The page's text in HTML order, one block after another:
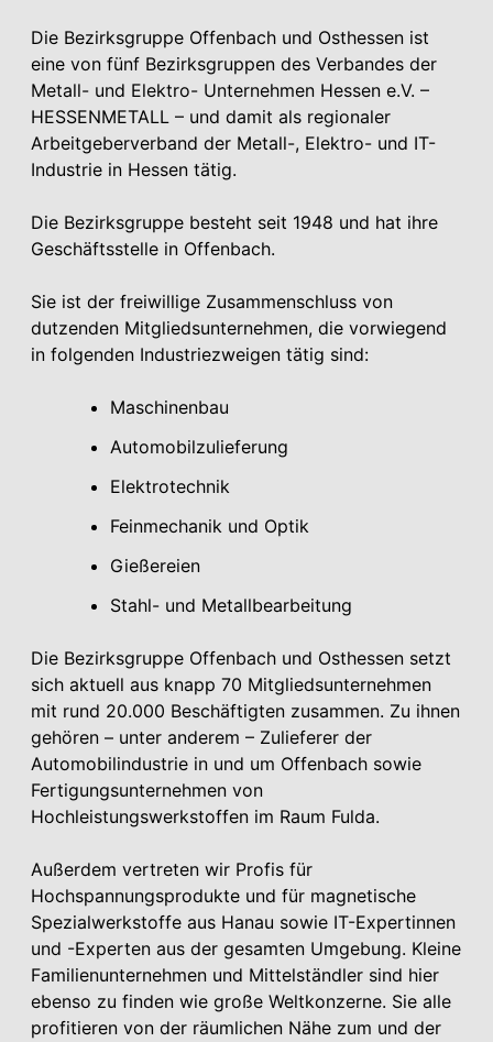
Die Bezirksgruppe Offenbach und Osthessen ist
eine von fünf Bezirksgruppen des Verbandes der
Metall- und Elektro- Unter­nehmen Hessen e.V. –
HESSEN­METALL – und damit als regionaler
Arbeitgeberverband der Metall-, Elektro- und IT-
Industrie in Hessen tätig.
Die Bezirksgruppe besteht seit 1948 und hat ihre
Geschäftsstelle in Offenbach.
Sie ist der freiwillige Zusammenschluss von
dutzenden Mitgliedsunter­nehmen, die vorwiegend
in folgenden Industriezweigen tätig sind:
Maschinenbau
Automobilzulieferung
Elektrotechnik
Feinmechanik und Optik
Gießereien
Stahl- und Metallbearbeitung
Die Bezirksgruppe Offenbach und Osthessen setzt
sich aktuell aus knapp 70 Mitgliedsunternehmen
mit rund 20.000 Beschäftigten zusammen. Zu ihnen
gehören – unter anderem – Zulieferer der
Automobilindustrie in und um Offenbach sowie
Fertigungsunternehmen von
Hochleistungswerkstoffen im Raum Fulda.
Außerdem vertreten wir Profis für
Hochspannungsprodukte und für magnetische
Spezialwerkstoffe aus Hanau sowie IT-Expertinnen
und -Experten aus der gesamten Umgebung. Kleine
Familienunternehmen und Mittelständler sind hier
ebenso zu finden wie große Weltkonzerne. Sie alle
profitieren von der räumlichen Nähe zum und der